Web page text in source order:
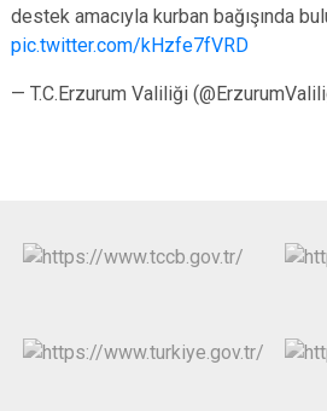
destek amacıyla kurban bağışında
pic.twitter.com/kHzfe7fVRD
— T.C.Erzurum Valiliği